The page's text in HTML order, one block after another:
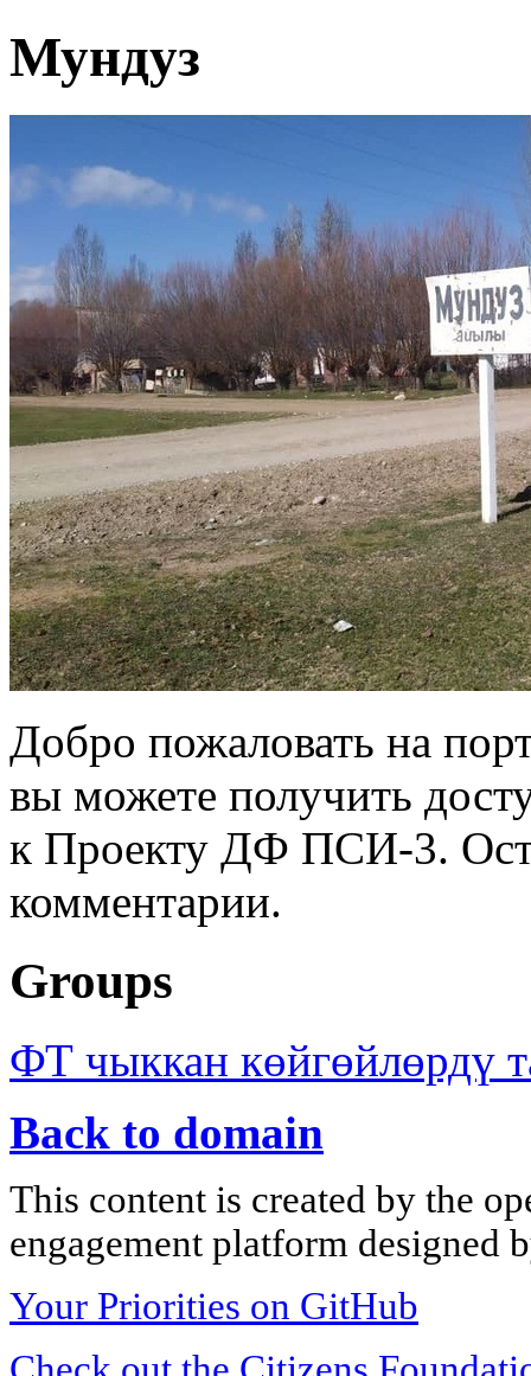
Мундуз
Добро пожаловать на
вы можете получить
к Проекту ДФ ПСИ-3.
комментарии.
Groups
ФТ чыккан көйгөйлөрдү
Back to domain
This content is created by the
engagement platform designed
Your Priorities on GitHub